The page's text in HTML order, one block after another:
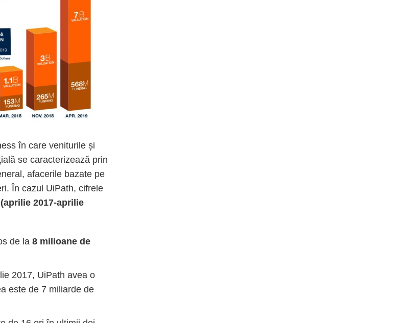
în care veniturile și
se caracterizează prin
afacerile bazate pe
În cazul UiPath, cifrele
(aprilie 2017-aprilie
de la 8 milioane de
2017, UiPath avea o
este de 7 miliarde de